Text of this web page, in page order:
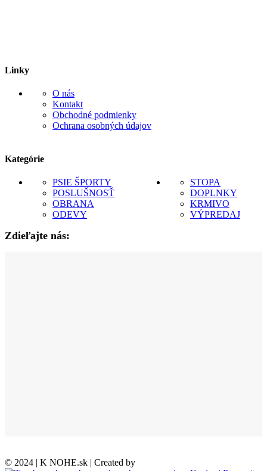
Linky
O nás
Kontakt
Obchodné podmienky
Ochrana osobných údajov
Kategórie
PSIE ŠPORTY
POSLUŠNOSŤ
OBRANA
ODEVY
STOPA
DOPLNKY
KRMIVO
VÝPREDAJ
Zdieľajte nás:
© 2024 | K NOHE.sk | Created by